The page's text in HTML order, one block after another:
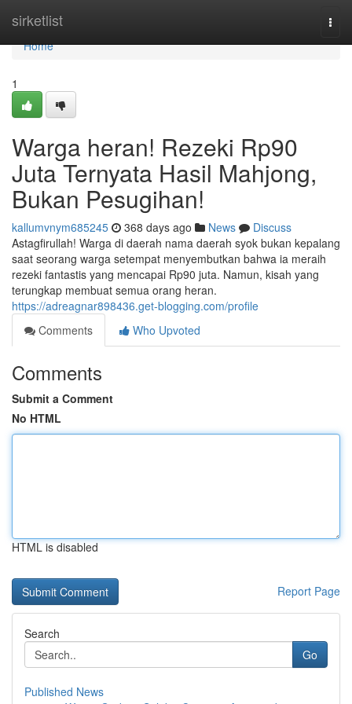
sirketlist
Home
Home
1
Warga heran! Rezeki Rp90
Juta Ternyata Hasil Mahjong,
Bukan Pesugihan!
kallumvnym685245 368 days ago News
Discuss
Astagfirullah! Warga di daerah nama daerah syok bukan kepalang
saat seorang warga setempat menyembutkan bahwa ia meraih
rezeki fantastis yang mencapai Rp90 juta. Namun, kisah yang
terungkap membuat semua orang heran.
https://adreagnar898436.get-blogging.com/profile
Comments
Who Upvoted
Comments
Submit a Comment
No HTML
HTML is disabled
Report Page
Search
Go
Published News